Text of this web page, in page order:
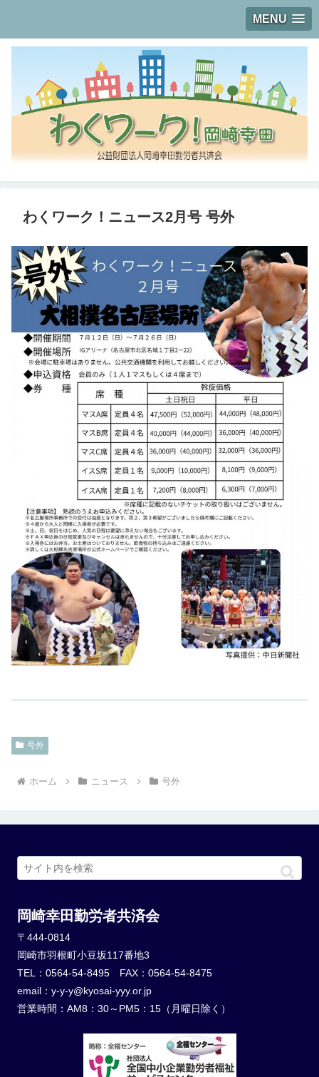
MENU
わくワーク！ニュース2月号 号外
号外
ホーム ニュース 号外
岡崎幸田勤労者共済会
〒444-0814
岡崎市羽根町小豆坂117番地3
TEL：0564-54-8495 FAX：0564-54-8475
email：y-y-y@kyosai-yyy.or.jp
営業時間：AM8：30～PM5：15（月曜日除く）